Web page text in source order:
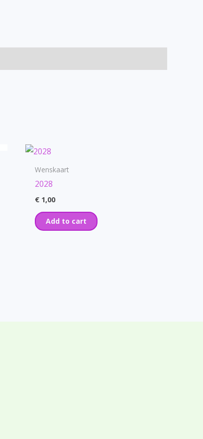
Wenskaart
2028
€ 1,00
Add to cart